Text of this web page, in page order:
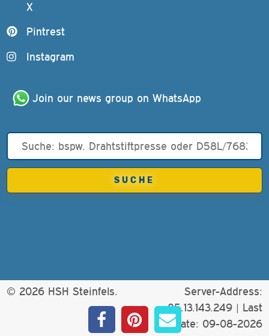
X
Pintrest
Instagram
Join our news group on WhatsApp
© 2026 HSH Steinfels.
Server-Address:
85.13.143.249 | Last
update: 09-08-2026